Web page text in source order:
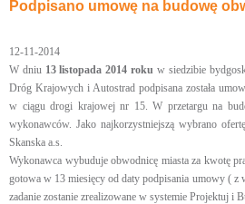
Podpisano umowę na budowę
12-11-2014
W dniu 13 listopada 2014 roku w siedzibie
Dróg Krajowych i Autostrad podpisana została
w ciągu drogi krajowej nr 15. W przetargu na
wykonawców. Jako najkorzystniejszą wybrano
Skanska a.s.
Wykonawca wybuduje obwodnicę miasta za kwotę
gotowa w 13 miesięcy od daty podpisania umowy ( z
zadanie zostanie zrealizowane w systemie Projektuj i